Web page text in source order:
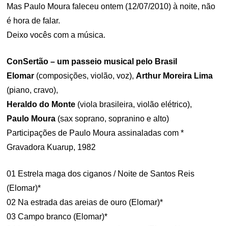
Mas Paulo Moura faleceu ontem (12/07/2010) à noite, não
é hora de falar.
Deixo vocês com a música.
ConSertão – um passeio musical pelo Brasil
Elomar (composições, violão, voz),Arthur Moreira Lima
(piano, cravo),
Heraldo do Monte (viola brasileira, violão elétrico),
Paulo Moura (sax soprano, sopranino e alto)
Participações de Paulo Moura assinaladas com *
Gravadora Kuarup, 1982
01 Estrela maga dos ciganos / Noite de Santos Reis
(Elomar)*
02 Na estrada das areias de ouro (Elomar)*
03 Campo branco (Elomar)*